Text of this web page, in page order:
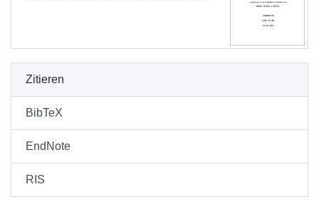
Zitieren
BibTeX
EndNote
RIS